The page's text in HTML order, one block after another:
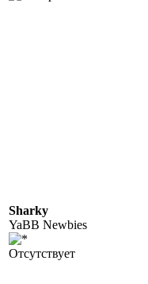
Sharky
YaBB Newbies
Отсутствует